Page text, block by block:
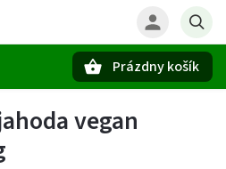
Prázdny košík
vegan